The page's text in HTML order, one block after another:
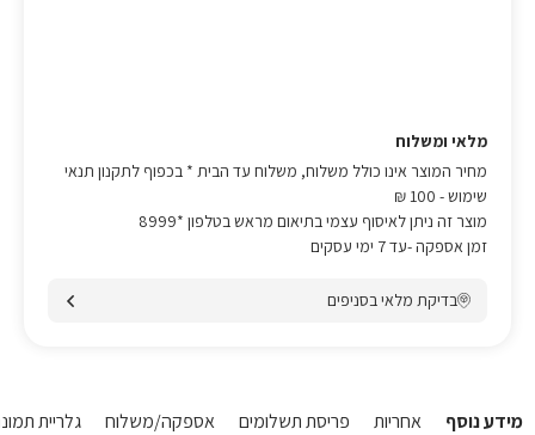
מלאי ומשלוח
מחיר המוצר אינו כולל משלוח, משלוח עד הבית * בכפוף לתקנון תנאי
שימוש- 100 ₪
מוצר זה ניתן לאיסוף עצמי בתיאום מראש בטלפון *8999
זמן אספקה -עד 7 ימי עסקים
בדיקת מלאי בסניפים
מידע נוסף אחריות פריסת תשלומים אספקה/משלוח גלריית